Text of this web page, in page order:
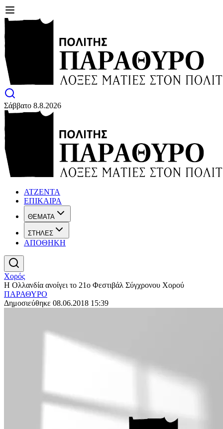
Σάββατο 8.8.2026
ΑΤΖΕΝΤΑ
ΕΠΙΚΑΙΡΑ
ΘΕΜΑΤΑ
ΣΤΗΛΕΣ
ΑΠΟΘΗΚΗ
Χορός
Η Ολλανδία ανοίγει το 21ο Φεστιβάλ Σύγχρονου Χορού
ΠΑΡΑΘΥΡΟ
Δημοσιεύθηκε 08.06.2018 15:39